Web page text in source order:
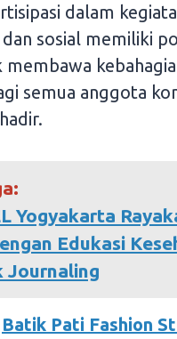
dalam
dan sosial memiliki
membawa
semua anggota
Yogyakarta
Edukasi
Journaling
Batik Pati Fashion